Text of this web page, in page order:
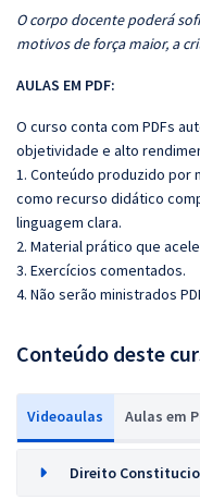
O corpo docente poderá
motivos de força maior, a
AULAS EM PDF:
O curso conta com PDFs
objetividade e alto
1. Conteúdo produzido por
como recurso didático
linguagem clara.
2. Material prático que
3. Exercícios comentados.
4. Não serão ministrados
Conteúdo deste
Videoaulas Aulas em
Direito